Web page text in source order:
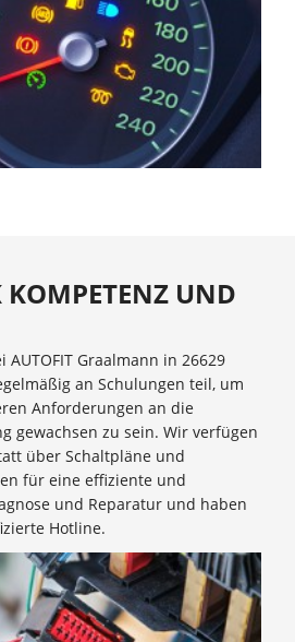
KOMPETENZ UND
Graalmann in 26629
an Schulungen teil, um
Anforderungen an die
gewachsen zu sein. Wir verfügen
über Schaltpläne und
für eine effiziente und
und Reparatur und haben
Hotline.